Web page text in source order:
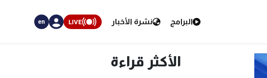
البرامج نشرة الأخبار LIVE
en
الأكثر قراءة